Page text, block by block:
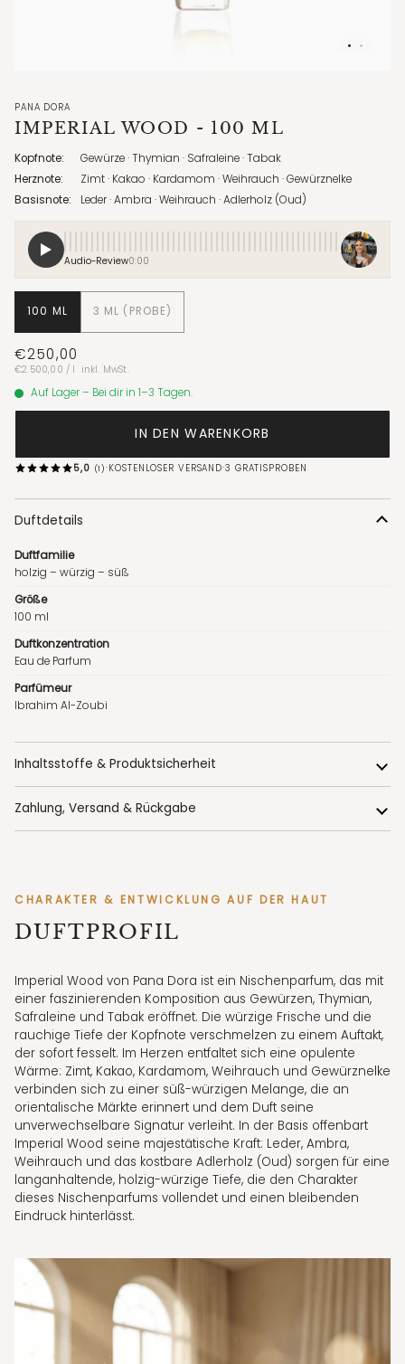
PANA DORA
IMPERIAL WOOD - 100 ML
Kopfnote:
Gewürze · Thymian · Safraleine · Tabak
Herznote:
Zimt · Kakao · Kardamom · Weihrauch · Gewürznelke
Basisnote:
Leder · Ambra · Weihrauch · Adlerholz (Oud)
Audio-Review0:00
100 ML 3 ML (PROBE)
€250,00
Stückpreis
€2.500,00 /pro
l inkl. MwSt.
Auf Lager – Bei dir in 1–3 Tagen.
IN DEN WARENKORB
5,0 (1)·KOSTENLOSER VERSAND·3 GRATISPROBEN
Duftdetails
Duftfamilie
holzig – würzig – süß
Größe
100 ml
Duftkonzentration
Eau de Parfum
Parfümeur
Ibrahim Al-Zoubi
Inhaltsstoffe & Produktsicherheit
Zahlung, Versand & Rückgabe
CHARAKTER & ENTWICKLUNG AUF DER HAUT
DUFTPROFIL
Imperial Wood von Pana Dora ist ein Nischenparfum, das mit
einer faszinierenden Komposition aus Gewürzen, Thymian,
Safraleine und Tabak eröffnet. Die würzige Frische und die
rauchige Tiefe der Kopfnote verschmelzen zu einem Auftakt,
der sofort fesselt. Im Herzen entfaltet sich eine opulente
Wärme: Zimt, Kakao, Kardamom, Weihrauch und Gewürznelke
verbinden sich zu einer süß-würzigen Melange, die an
orientalische Märkte erinnert und dem Duft seine
unverwechselbare Signatur verleiht. In der Basis offenbart
Imperial Wood seine majestätische Kraft: Leder, Ambra,
Weihrauch und das kostbare Adlerholz (Oud) sorgen für eine
langanhaltende, holzig-würzige Tiefe, die den Charakter
dieses Nischenparfums vollendet und einen bleibenden
Eindruck hinterlässt.